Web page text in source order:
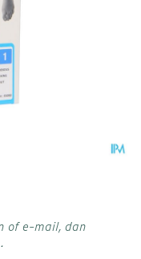
of e-mail, dan